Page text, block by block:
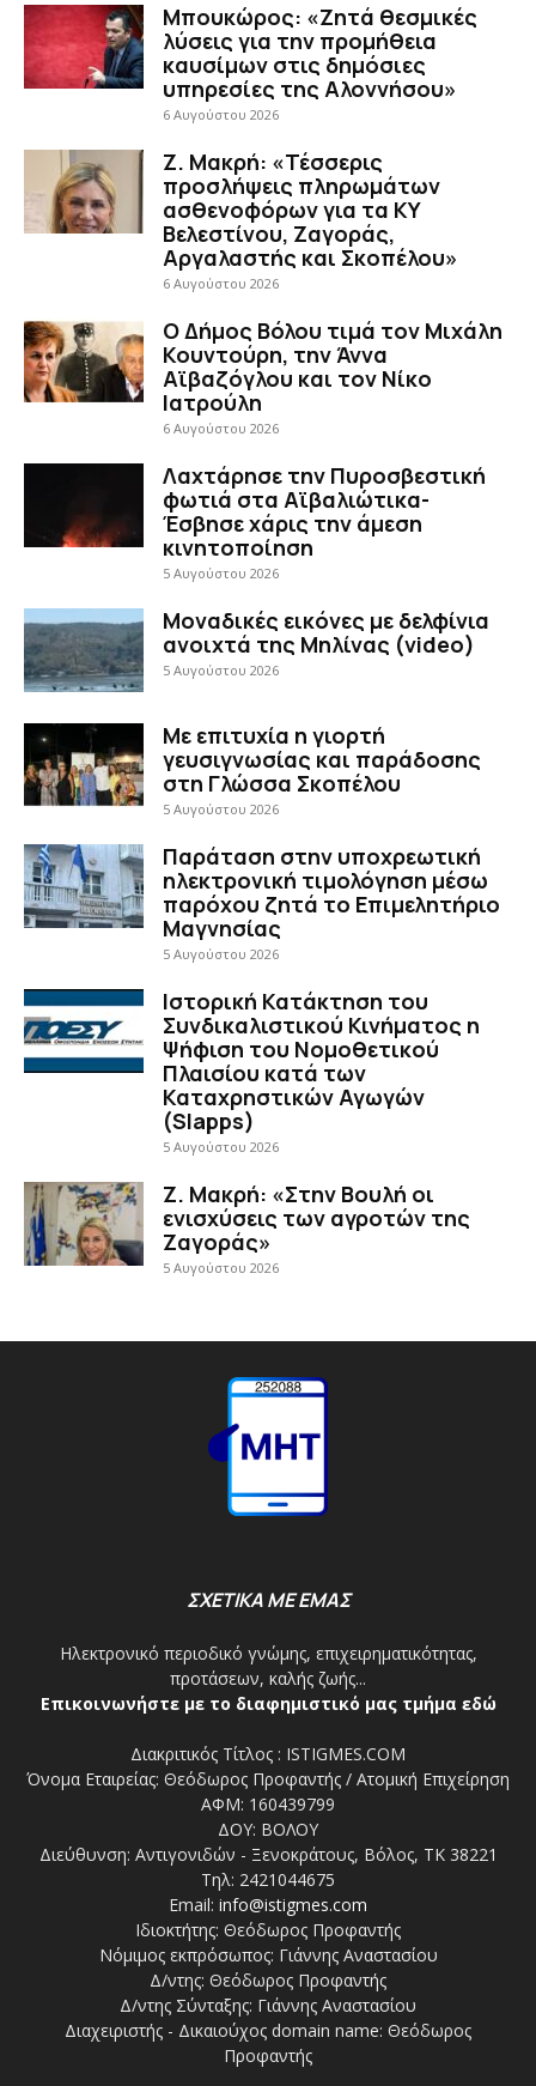
Μπουκώρος: «Ζητά θεσμικές
λύσεις για την προμήθεια
καυσίμων στις δημόσιες
υπηρεσίες της Αλοννήσου»
6 Αυγούστου 2026
Ζ. Μακρή: «Τέσσερις
προσλήψεις πληρωμάτων
ασθενοφόρων για τα ΚΥ
Βελεστίνου, Ζαγοράς,
Αργαλαστής και Σκοπέλου»
6 Αυγούστου 2026
Ο Δήμος Βόλου τιμά τον Μιχάλη
Κουντούρη, την Άννα
Αϊβαζόγλου και τον Νίκο
Ιατρούλη
6 Αυγούστου 2026
Λαχτάρησε την Πυροσβεστική
φωτιά στα Αϊβαλιώτικα-
Έσβησε χάρις την άμεση
κινητοποίηση
5 Αυγούστου 2026
Μοναδικές εικόνες με δελφίνια
ανοιχτά της Μηλίνας (video)
5 Αυγούστου 2026
Με επιτυχία η γιορτή
γευσιγνωσίας και παράδοσης
στη Γλώσσα Σκοπέλου
5 Αυγούστου 2026
Παράταση στην υποχρεωτική
ηλεκτρονική τιμολόγηση μέσω
παρόχου ζητά το Επιμελητήριο
Μαγνησίας
5 Αυγούστου 2026
Ιστορική Κατάκτηση του
Συνδικαλιστικού Κινήματος η
Ψήφιση του Νομοθετικού
Πλαισίου κατά των
Καταχρηστικών Αγωγών
(Slapps)
5 Αυγούστου 2026
Ζ. Μακρή: «Στην Βουλή οι
ενισχύσεις των αγροτών της
Ζαγοράς»
5 Αυγούστου 2026
ΣΧΕΤΙΚΑ ΜΕ ΕΜΑΣ
Ηλεκτρονικό περιοδικό γνώμης, επιχειρηματικότητας,
προτάσεων, καλής ζωής...
Επικοινωνήστε με το διαφημιστικό μας τμήμα εδώ
Διακριτικός Τίτλος : ISTIGMES.COM
Όνομα Εταιρείας: Θεόδωρος Προφαντής / Ατομική Επιχείρηση
ΑΦΜ: 160439799
ΔΟΥ: ΒΟΛΟΥ
Διεύθυνση: Αντιγονιδών - Ξενοκράτους, Βόλος, ΤΚ 38221
Τηλ: 2421044675
Email: info@istigmes.com
Ιδιοκτήτης: Θεόδωρος Προφαντής
Νόμιμος εκπρόσωπος: Γιάννης Αναστασίου
Δ/ντης: Θεόδωρος Προφαντής
Δ/ντης Σύνταξης: Γιάννης Αναστασίου
Διαχειριστής - Δικαιούχος domain name: Θεόδωρος
Προφαντής